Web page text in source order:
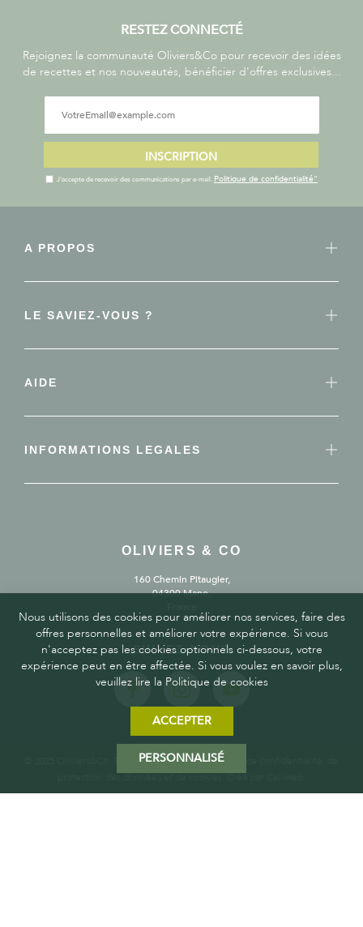
RESTEZ CONNECTÉ
Rejoignez la communauté Oliviers&Co pour recevoir des idées
de recettes et nos nouveautés, bénéficier d'offres exclusives...
INSCRIPTION
J'accepte de recevoir des communications par e-mail. Politique de confidentialité"
A PROPOS
LE SAVIEZ-VOUS ?
AIDE
INFORMATIONS LEGALES
OLIVIERS & CO
160 Chemin Pitaugier,
04300 Mane,
SUIVEZ-NOUS
© 2025 Oliviers&Co. Tous droits réservés.Politique de confidentialité, de
protection des données et de cookies. Créé par
Nous utilisons des cookies pour améliorer nos services, faire des
offres personnelles et améliorer votre expérience. Si vous
n'acceptez pas les cookies optionnels ci-dessous, votre
expérience peut en être affectée. Si vous voulez en savoir plus,
veuillez lire la Politique de cookies
ACCEPTER
PERSONNALISÉ